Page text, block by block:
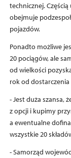
technicznej.
obejmuje
pojazdów.
Ponadto możliwe
20 pociągów, ale
od wielkości
rok od
- Jest duża szansa,
z opcji i kupimy
a ewentualne
wszystkie 20
- Samorząd